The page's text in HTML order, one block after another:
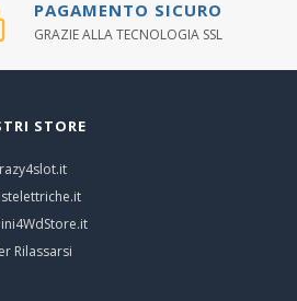
PAGAMENTO SICURO
GRAZIE ALLA TECNOLOGIA SSL
STORE
Rilassarsi